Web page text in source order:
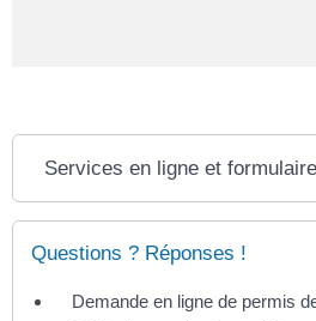
Services en ligne et
Questions ? Réponses !
Demande en ligne de permis